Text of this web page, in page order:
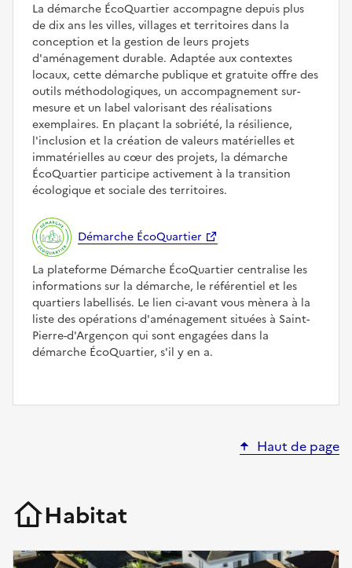
La démarche ÉcoQuartier accompagne depuis plus
de dix ans les villes, villages et territoires dans la
conception et la gestion de leurs projets
d'aménagement durable. Adaptée aux contextes
locaux, cette démarche publique et gratuite offre des
outils méthodologiques, un accompagnement sur-
mesure et un label valorisant des réalisations
exemplaires. En plaçant la sobriété, la résilience,
l'inclusion et la création de valeurs matérielles et
immatérielles au cœur des projets, la démarche
ÉcoQuartier participe activement à la transition
écologique et sociale des territoires.
Démarche ÉcoQuartier
La plateforme Démarche ÉcoQuartier centralise les
informations sur la démarche, le référentiel et les
quartiers labellisés. Le lien ci-avant vous mènera à la
liste des opérations d'aménagement situées à Saint-
Pierre-d'Argençon qui sont engagées dans la
démarche ÉcoQuartier, s'il y en a.
Haut de page
Habitat